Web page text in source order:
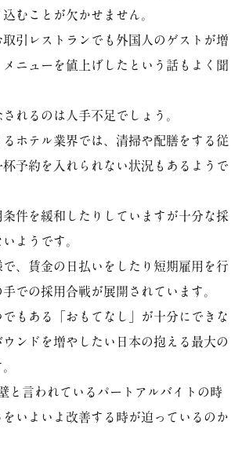
むことが欠かせません。
引レストランでも外国人のゲストが増
メニューを値上げしたという話もよく聞
れるのは人手不足でしょう。
ホテル業界では、清掃や配膳をする従
予約を入れられない状況もあるようで
件を緩和したりしていますが十分な採
ようです。
、賃金の日払いをしたり短期雇用を行
での採用合戦が展開されています。
でもある「おもてなし」が十分にできな
ウンドを増やしたい日本の抱える最大の
と言われているパートアルバイトの時
いよいよ改善する時が迫っているのか